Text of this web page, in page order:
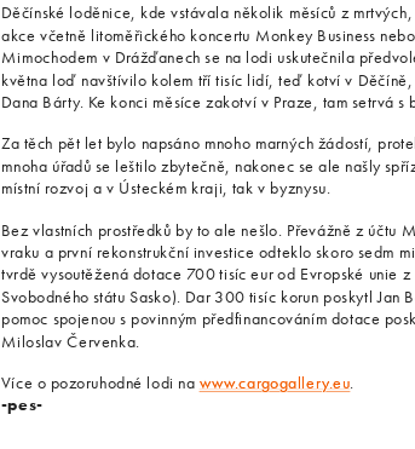
Děčínské loděnice, kde vstávala několik měsíců z
akce včetně litoměřického koncertu Monkey Business
Mimochodem v Drážďanech se na lodi uskutečnila
května loď navštívilo kolem tří tisíc lidí, teď kotví v
Dana Bárty. Ke konci měsíce zakotví v Praze, tam setrvá
Za těch pět let bylo napsáno mnoho marných žádostí,
mnoha úřadů se leštilo zbytečně, nakonec se ale našly
místní rozvoj a v Ústeckém kraji, tak v byznysu.
Bez vlastních prostředků by to ale nešlo. Převážně z účtu
vraku a první rekonstrukční investice odteklo skoro sedm
tvrdě vysoutěžená dotace 700 tisíc eur od Evropské unie
Svobodného státu Sasko). Dar 300 tisíc korun poskytl Jan
pomoc spojenou s povinným předfinancováním dotace
Miloslav Červenka.
Více o pozoruhodné lodi na www.cargogallery.eu.
-pes-